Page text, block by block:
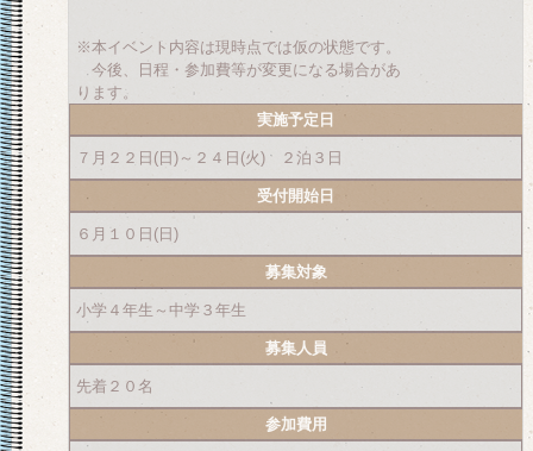
※本イベント内容は現時点では仮の状態です。
今後、日程・参加費等が変更になる場合があ
ります。
実施予定日
７月２２日(日)～２４日(火) ２泊３日
受付開始日
６月１０日(日)
募集対象
小学４年生～中学３年生
募集人員
先着２０名
参加費用